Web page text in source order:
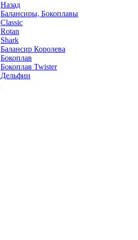
Назад
Балансиры, Бокоплавы
Classic
Rotan
Shark
Балансир Королева
Бокоплав
Бокоплав Twister
Дельфин